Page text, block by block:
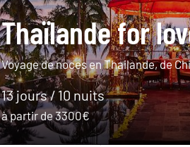
Thaïlande for
Voyage de noces en Thailande, de
13 jours / 10 nuits
à partir de 3300€